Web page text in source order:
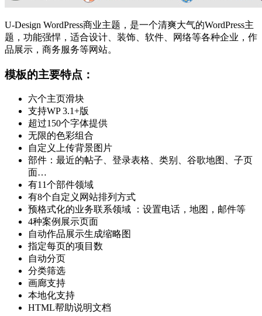
U-Design WordPress商业主题，是一个清爽大气的WordPress主
题，功能强悍，适合设计、装饰、软件、网络等各种企业，作
品展示，商务服务等网站。
模板的主要特点：
六个主页滑块
支持WP 3.1+版
超过150个字体提供
无限的色彩组合
自定义上传背景图片
部件：最近的帖子、登录表格、类别、谷歌地图、子页
面…
有11个部件领域
有8个自定义网站排列方式
预格式化的业务联系领域 ：设置电话，地图，邮件等
4种案例展示页面
自动作品展示生成缩略图
指定每页的项目数
自动分页
分类筛选
画廊支持
本地化支持
HTML帮助说明文档